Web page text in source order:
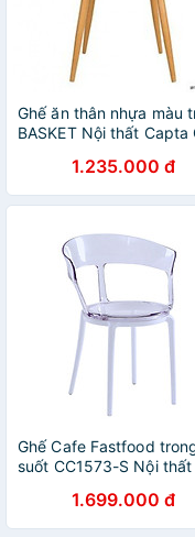
Ghế ăn thân nhựa màu
BASKET Nội thất Capta
chân ghế thép sơn giả gỗ
1.235.000 đ
Ghế Cafe Fastfood
suốt CC1573-S Nội thất
nhựa PC trắng trong
nhựa PP màu trắng tại
1.699.000 đ